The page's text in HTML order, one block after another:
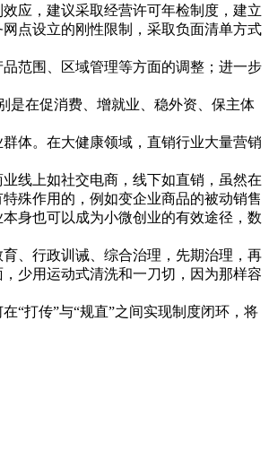
应，建议采取经营许可年检制度，建立
点设立的刚性限制，采取负面清单方式
范围、区域管理等方面的调整；进一步
在促消费、增就业、稳外资、保主体
体。在大健康领域，直销行业大量营销
线上如社交电商，线下如直销，虽然在
殊作用的，例如变企业商品的被动销售
身也可以成为小微创业的有效途径，数
、行政训诫、综合治理，先期治理，再
少用运动式清洗和一刀切，因为那样容
打传”与“规直”之间实现制度闭环，将